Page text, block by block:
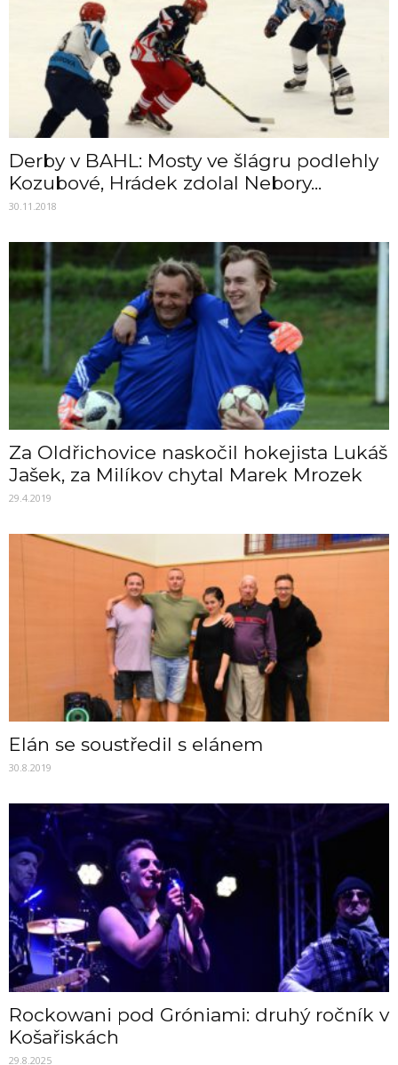
Derby v BAHL: Mosty ve šlágru podlehly
Kozubové, Hrádek zdolal Nebory...
30.11.2018
Za Oldřichovice naskočil hokejista Lukáš
Jašek, za Milíkov chytal Marek Mrozek
29.4.2019
Elán se soustředil s elánem
30.8.2019
Rockowani pod Gróniami: druhý ročník v
Košařiskách
29.8.2025